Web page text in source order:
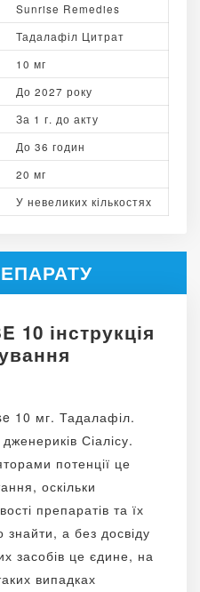
Sunrise Remedies
Тадалафіл Цитрат
10 мг
До 2027 року
За 1 г. до акту
До 36 годин
20 мг
У невеликих кількостях
10 інструкція
10 мг. Тадалафіл.
Сіалісу.
потенції це
оскільки
препаратів та їх
а без досвіду
засобів це єдине, на
випадках